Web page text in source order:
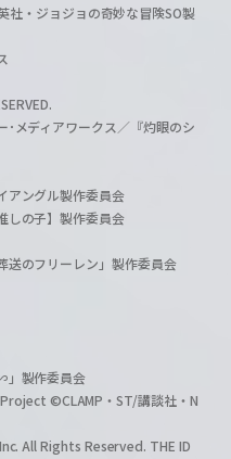
社・ジョジョの奇妙な冒険SO製
メディアワークス／『灼眼のシ
アングル製作委員会
の子】製作委員会
のフリーレン」製作委員会
」製作委員会
©CLAMP・ST/講談社・N
All Rights Reserved. THE ID